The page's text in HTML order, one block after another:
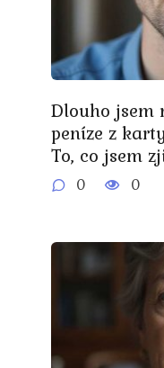
Dlouho jsem
peníze z
To, co jsem
0 0